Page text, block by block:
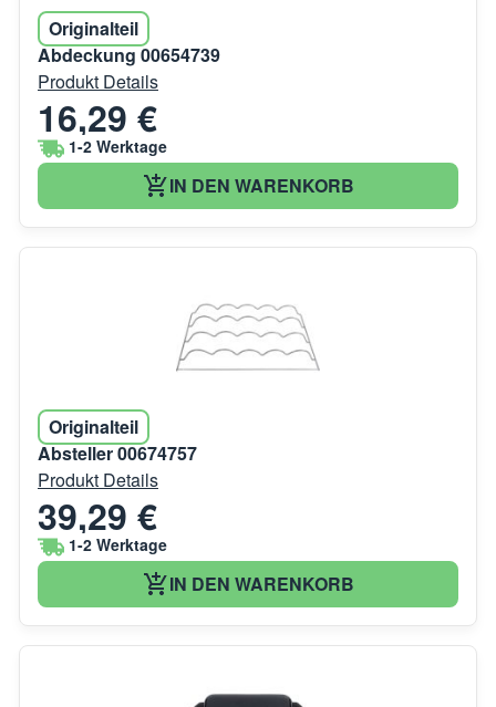
Originalteil
Abdeckung 00654739
Produkt Details
16,29 €
1-2 Werktage
IN DEN WARENKORB
Originalteil
Absteller 00674757
Produkt Details
39,29 €
1-2 Werktage
IN DEN WARENKORB